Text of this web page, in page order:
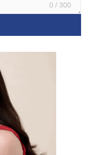
0 / 300